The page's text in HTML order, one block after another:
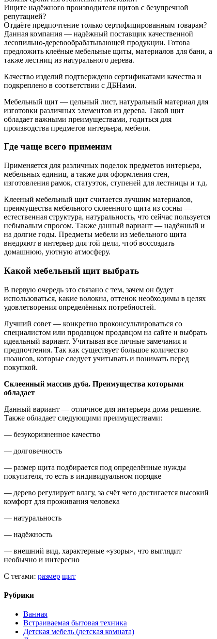
Ищите надёжного производителя щитов с безупречной
репутацией?
Отдаёте предпочтение только сертифицированным товарам?
Данная компания — надёжный поставщик качественной
лесопильно-деревообрабатывающей продукции. Готова
предложить клеёные мебельные щиты, материалов для бани, а
также лестниц из натурального дерева.
Качество изделий подтверждено сертификатами качества и
подкреплено в соответствии с ДБНами.
Мебельный щит — цельный лист, натуральный материал для
изготовки различных элементов из дерева. Такой щит
обладает важными преимуществами, годиться для
производства предметов интерьера, мебели.
Где чаще всего применим
Применяется для различных поделок предметов интерьера,
мебельных единиц, а также для оформления стен,
изготовления рамок, статуэток, ступеней для лестницы и т.д.
Клееный мебельный щит считается лучшим материалов,
преимущества мебельного склеенного щита из сосны —
естественная структура, натуральность, что сейчас пользуется
небывалым спросом. Также данный вариант — надёжный и
на долгие годы. Предметы мебели из мебельного щита
внедряют в интерьер для той цели, чтоб воссоздать
домашнюю, уютную атмосферу.
Какой мебельный щит выбрать
В первую очередь это связано с тем, зачем он будет
использоваться, какие волокна, оттенок необходимы в целях
удовлетворения определённых потребностей.
Лучший совет — конкретно проконсультироваться со
специалистом или продавцом продавцом на сайте и выбрать
идеальный вариант. Учитывая все личные замечания и
предпочтения. Так как существует большое количество
нюансов, которые следует учитывать и понимать перед
покупкой.
Склеенный массив дуба. Преимущества которыми
обладает
Данный вариант — отличное для интерьера дома решение.
Также обладает следующими преимуществами:
— безукоризненное качество
— долговечность
— размер щита подбирается под определённые нужды
покупателя, то есть в индивидуальном порядке
— дерево регулирует влагу, за счёт чего достигается высокий
комфорт для проживания человека
— натуральность
— надёжность
— внешний вид, характерные «узоры», что выглядит
необычно и интересно
С тегами: размер щит
Рубрики
Ванная
Встраиваемая бытовая техника
Детская мебель (детская комната)